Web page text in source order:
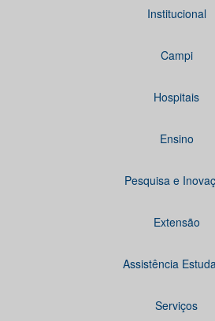
Institucional
Campi
Hospitais
Ensino
Pesquisa e
Extensão
Assistência
Serviços